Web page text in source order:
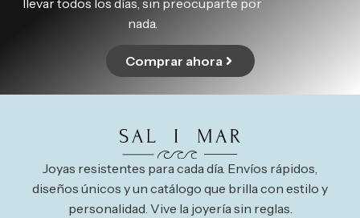
nada.
Comprar ahora
Joyas resistentes para cada día. Envíos rápidos,
diseños únicos y un catálogo que brilla con estilo y
personalidad. Vive la joyería sin reglas.